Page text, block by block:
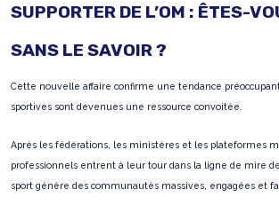
SUPPORTER DE L’OM : ÊTES-
SANS LE SAVOIR ?
Cette nouvelle affaire confirme une tendance
sportives sont devenues une ressource convoitée.
Après les fédérations, les ministères et les plateformes
professionnels entrent à leur tour dans la ligne de mire
sport génère des communautés massives, engagées et